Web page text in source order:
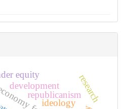
ideology
republicanism
development
equity research